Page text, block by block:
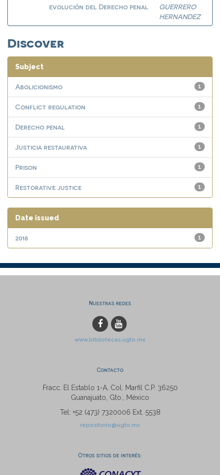
evolución del Derecho penal
GUERRERO
HERNANDEZ
Discover
Subject
1
Abolicionismo
1
Conflict regulation
1
Derecho penal
1
Justicia restaurativa
1
Prison
1
Restorative justice
Date issued
1
2018
Nuestras redes
www.bibliotecas.ugto.mx
Contacto
Fracc. El Establo 1-A, Col. Marfil C.P. 36250
Guanajuato, Gto., México
Tel: +52 (473) 7320006 Ext. 5538
repositorio@ugto.mx
Otros sitios de interés: